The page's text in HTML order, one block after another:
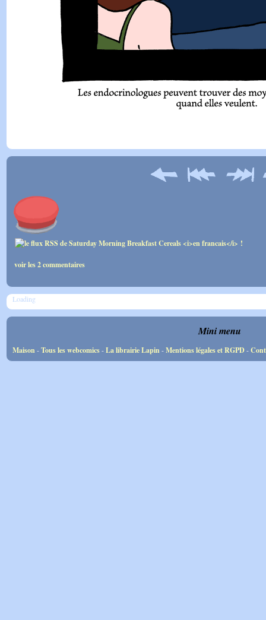
voir les 2 commentaires
Loading
Mini menu
Maison-Tous les webcomics-La librairie Lapin-Mentions légales et RGPD-